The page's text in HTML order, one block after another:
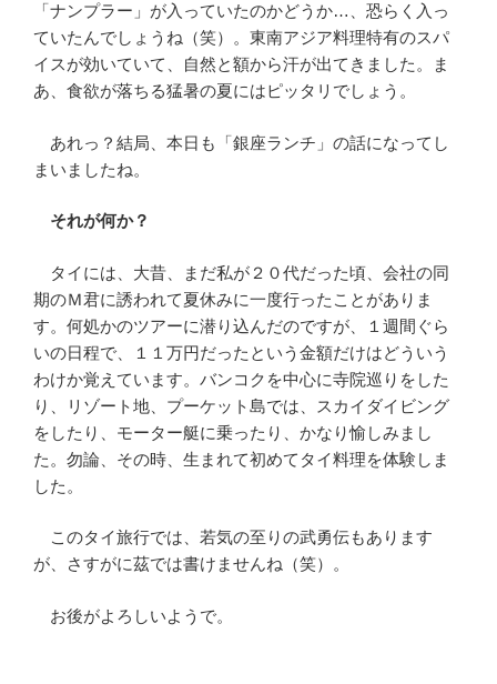
「ナンプラー」が入っていたのかどうか…、恐らく入っ
ていたんでしょうね（笑）。東南アジア料理特有のスパ
イスが効いていて、自然と額から汗が出てきました。ま
あ、食欲が落ちる猛暑の夏にはピッタリでしょう。
あれっ？結局、本日も「銀座ランチ」の話になってし
まいましたね。
それが何か？
タイには、大昔、まだ私が２０代だった頃、会社の同
期のＭ君に誘われて夏休みに一度行ったことがありま
す。何処かのツアーに潜り込んだのですが、１週間ぐら
いの日程で、１１万円だったという金額だけはどういう
わけか覚えています。バンコクを中心に寺院巡りをした
り、リゾート地、プーケット島では、スカイダイビング
をしたり、モーター艇に乗ったり、かなり愉しみまし
た。勿論、その時、生まれて初めてタイ料理を体験しま
した。
このタイ旅行では、若気の至りの武勇伝もあります
が、さすがに茲では書けませんね（笑）。
お後がよろしいようで。